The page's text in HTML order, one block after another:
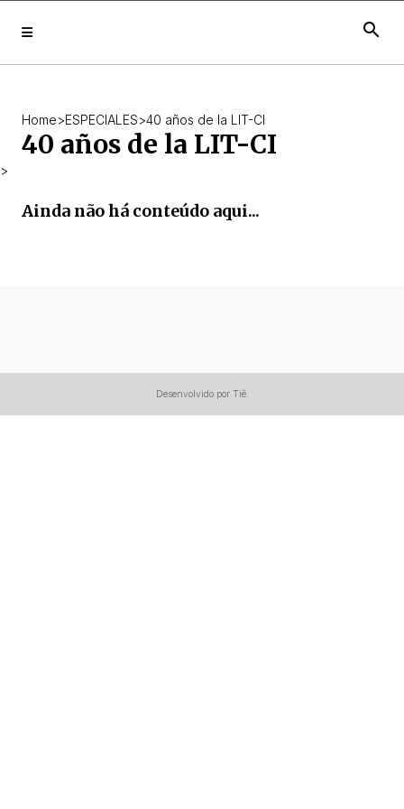
search
Home>ESPECIALES>40 años de la LIT-CI
40 años de la LIT-CI
>
Ainda não há conteúdo aqui...
Desenvolvido por Tiê.